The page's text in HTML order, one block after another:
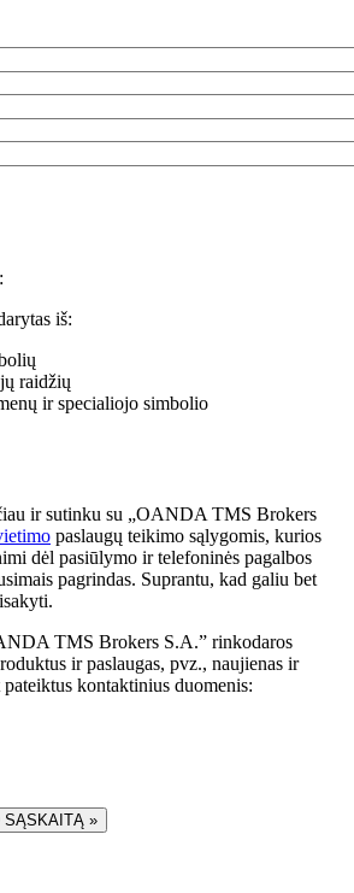
iš:
raidžių
ir specialiojo simbolio
ir sutinku su „OANDA TMS Brokers
paslaugų teikimo sąlygomis, kurios
dėl pasiūlymo ir telefoninės pagalbos
pagrindas. Suprantu, kad galiu bet
TMS Brokers S.A.” rinkodaros
ir paslaugas, pvz., naujienas ir
kontaktinius duomenis:
SĄSKAITĄ »